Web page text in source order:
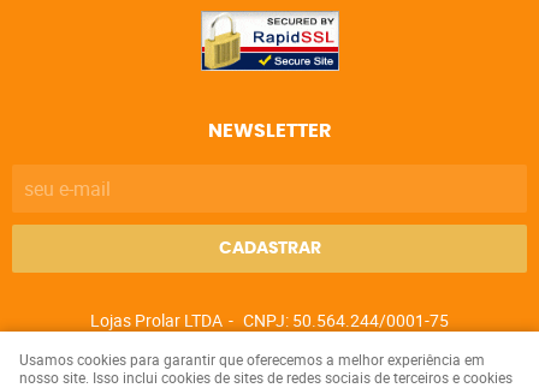
NEWSLETTER
CADASTRAR
Lojas Prolar LTDA CNPJ: 50.564.244/0001-75
Usamos cookies para garantir que oferecemos a melhor experiência em
nosso site. Isso inclui cookies de sites de redes sociais de terceiros e cookies